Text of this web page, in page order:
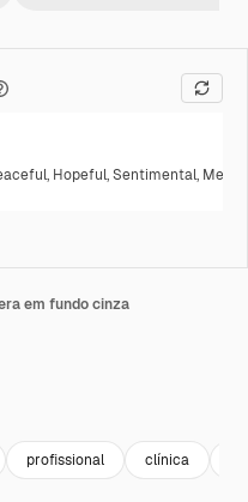
, Hopeful,Sentimental,
em fundo cinza
profissional clínica